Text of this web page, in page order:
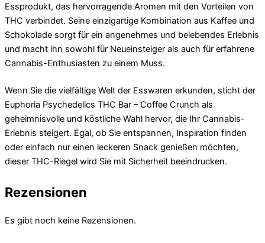
Essprodukt, das hervorragende Aromen mit den Vorteilen von
THC verbindet. Seine einzigartige Kombination aus Kaffee und
Schokolade sorgt für ein angenehmes und belebendes Erlebnis
und macht ihn sowohl für Neueinsteiger als auch für erfahrene
Cannabis-Enthusiasten zu einem Muss.
Wenn Sie die vielfältige Welt der Esswaren erkunden, sticht der
Euphoria Psychedelics THC Bar – Coffee Crunch als
geheimnisvolle und köstliche Wahl hervor, die Ihr Cannabis-
Erlebnis steigert. Egal, ob Sie entspannen, Inspiration finden
oder einfach nur einen leckeren Snack genießen möchten,
dieser THC-Riegel wird Sie mit Sicherheit beeindrucken.
Rezensionen
Es gibt noch keine Rezensionen.